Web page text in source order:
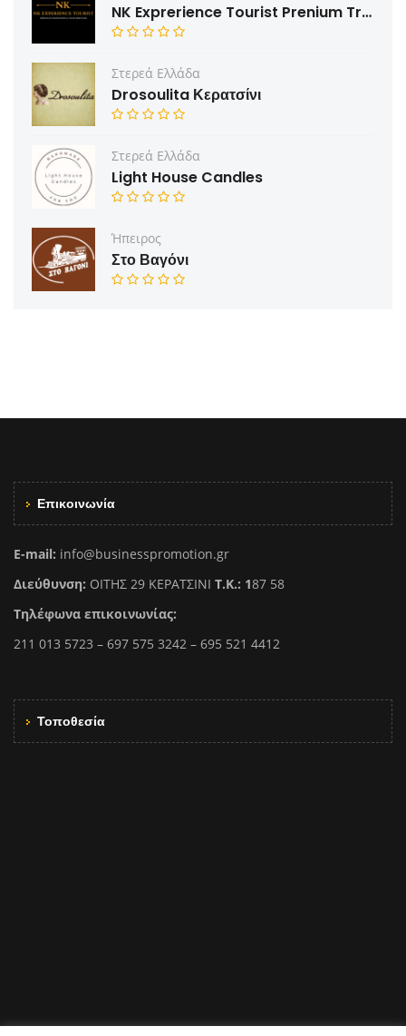
NK Exprerience Tourist Prenium Transfers & Tours
Στερεά Ελλάδα
Drosoulita Κερατσίνι
Στερεά Ελλάδα
Light House Candles
Ήπειρος
Στο Βαγόνι
Επικοινωνία
E-mail: info@businesspromotion.gr
Διεύθυνση: ΟΙΤΗΣ 29 ΚΕΡΑΤΣΙΝΙ Τ.Κ.: 187 58
Τηλέφωνα επικοινωνίας:
211 013 5723 – 697 575 3242 – 695 521 4412
Τοποθεσία